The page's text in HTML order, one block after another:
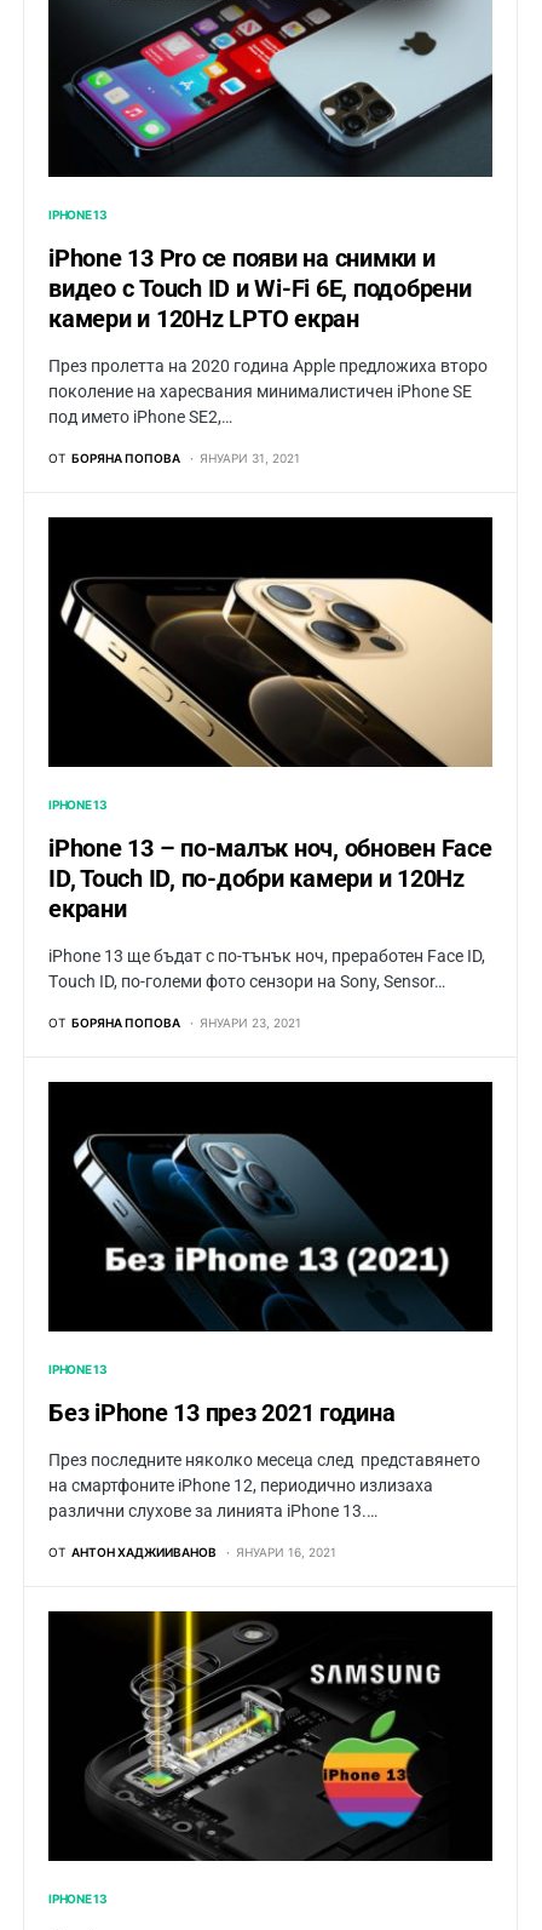
IPHONE 13
iPhone 13 Pro се появи на снимки и
видео с Touch ID и Wi-Fi 6E, подобрени
камери и 120Hz LPTO екран
През пролетта на 2020 година Apple предложиха второ
поколение на харесвания минималистичен iPhone SE
под името iPhone SE2,…
ОТ БОРЯНА ПОПОВА ЯНУАРИ 31, 2021
IPHONE 13
iPhone 13 – по-малък ноч, обновен Face
ID, Touch ID, по-добри камери и 120Hz
екрани
iPhone 13 ще бъдат с по-тънък ноч, преработен Face ID,
Тouch ID, по-големи фото сензори на Sony, Sensor…
ОТ БОРЯНА ПОПОВА ЯНУАРИ 23, 2021
IPHONE 13
Без iPhone 13 през 2021 година
През последните няколко месеца след представянето
на смартфоните iPhone 12, периодично излизаха
различни слухове за линията iPhone 13.…
ОТ АНТОН ХАДЖИИВАНОВ ЯНУАРИ 16, 2021
IPHONE 13